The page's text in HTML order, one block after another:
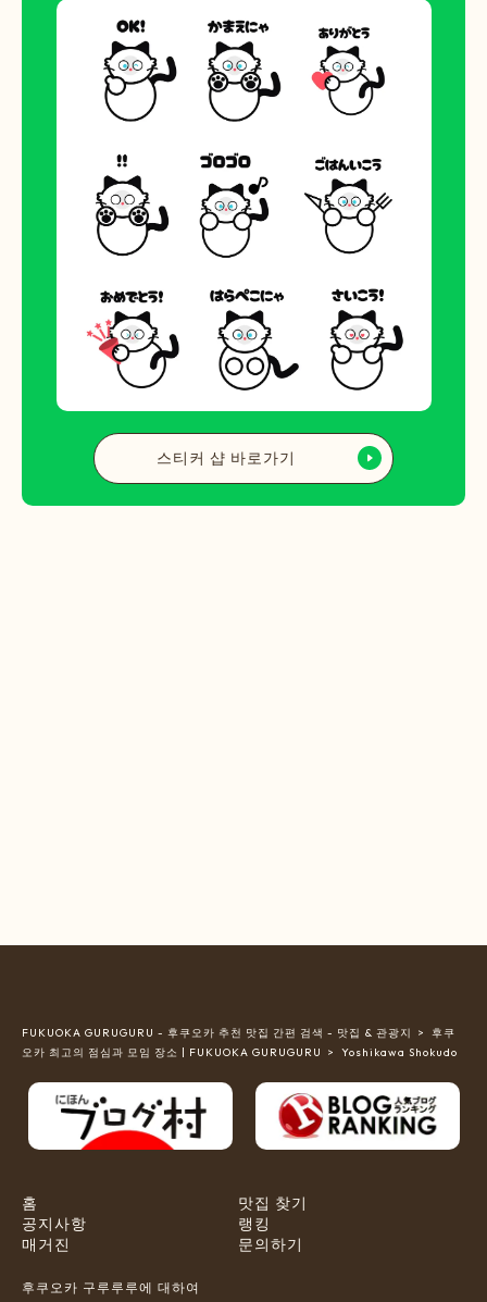
스티커 샵 바로가기
FUKUOKA GURUGURU - 후쿠오카 추천 맛집 간편 검색 - 맛집 & 관광지
후쿠
오카 최고의 점심과 모임 장소 | FUKUOKA GURUGURU
Yoshikawa Shokudo
홈
맛집 찾기
공지사항
랭킹
매거진
문의하기
후쿠오카 구루루루에 대하여